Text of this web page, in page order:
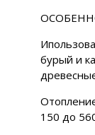
бурый и
150 до